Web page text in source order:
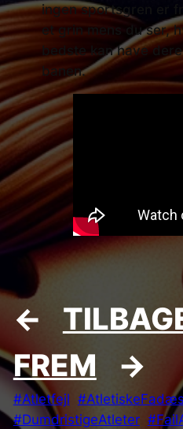
ingen sportsgren er
et grin mens du ser,
bedste kan have
banen.
←
FREM
→
#Atletfejl
#DumdristigeAtleter